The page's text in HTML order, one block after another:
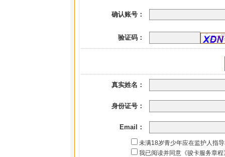
确认账号：
验证码：
真实姓名：
身份证号：
Email：
未满18岁青少年应在监护人指
我已阅读并同意《骏卡服务章程